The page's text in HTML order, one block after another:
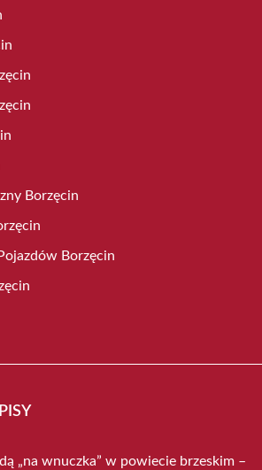
Borzęcin
Borzęcin
„na wnuczka” w powiecie brzeskim –